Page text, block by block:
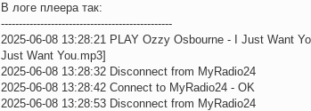
В логе плеера так:
------------------------------------------------
2025-06-08 13:28:21 PLAY Ozzy Osbourne - I Just Want
Just Want You.mp3]
2025-06-08 13:28:32 Disconnect from MyRadio24
2025-06-08 13:28:42 Connect to MyRadio24 - OK
2025-06-08 13:28:53 Disconnect from MyRadio24